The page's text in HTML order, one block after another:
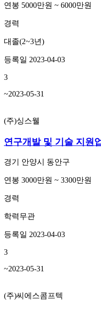
연봉 5000만원 ~ 6000만원
경력
대졸(2~3년)
등록일 2023-04-03
3
~2023-05-31
(주)싱스웰
연구개발 및 기술 지원
경기 안양시 동안구
연봉 3000만원 ~ 3300만원
경력
학력무관
등록일 2023-04-03
3
~2023-05-31
(주)씨에스콤프텍